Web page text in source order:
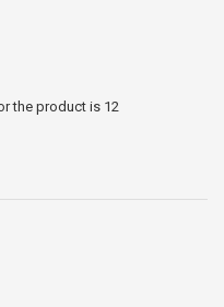
the product is 12